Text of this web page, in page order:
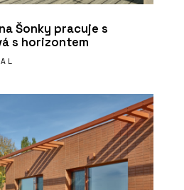
Šonky pracuje s
s horizontem